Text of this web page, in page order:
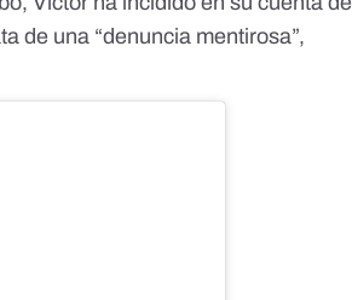
de una “denuncia mentirosa”,